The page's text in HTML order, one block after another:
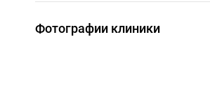
Фотографии клиники